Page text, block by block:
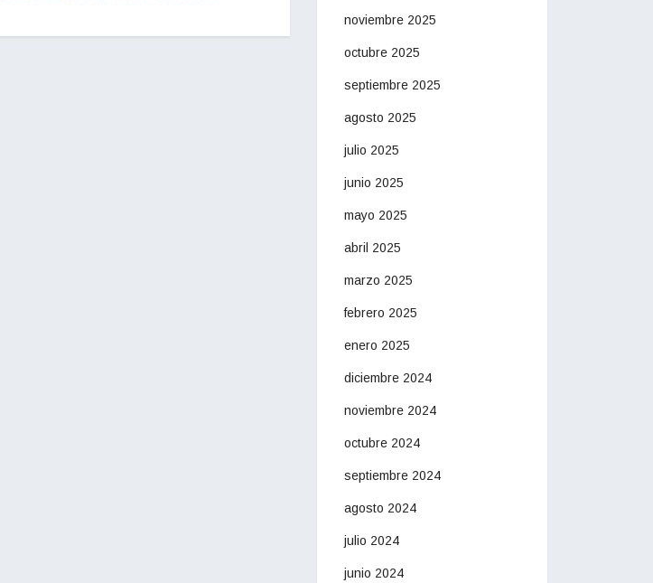
noviembre 2025
octubre 2025
septiembre 2025
agosto 2025
julio 2025
junio 2025
mayo 2025
abril 2025
marzo 2025
febrero 2025
enero 2025
diciembre 2024
noviembre 2024
octubre 2024
septiembre 2024
agosto 2024
julio 2024
junio 2024